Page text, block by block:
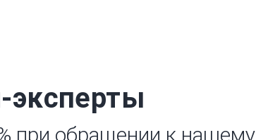
эксперты
при обращении к нашему